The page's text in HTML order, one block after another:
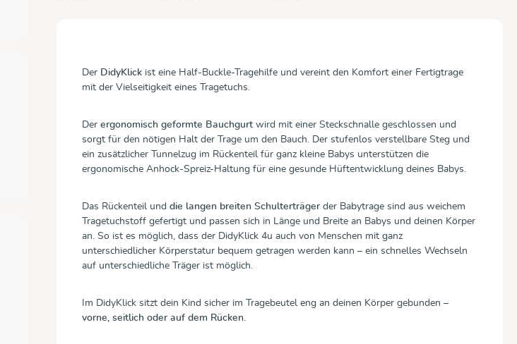
Der DidyKlick ist eine Half-Buckle-Tragehilfe und vereint den Komfort einer Fertigtrage
mit der Vielseitigkeit eines Tragetuchs.
Der ergonomisch geformte Bauchgurt wird mit einer Steckschnalle geschlossen und
sorgt für den nötigen Halt der Trage um den Bauch. Der stufenlos verstellbare Steg und
ein zusätzlicher Tunnelzug im Rückenteil für ganz kleine Babys unterstützen die
ergonomische Anhock-Spreiz-Haltung für eine gesunde Hüftentwicklung deines Babys.
Das Rückenteil und die langen breiten Schulterträger der Babytrage sind aus weichem
Tragetuchstoff gefertigt und passen sich in Länge und Breite an Babys und deinen Körper
an. So ist es möglich, dass der DidyKlick 4u auch von Menschen mit ganz
unterschiedlicher Körperstatur bequem getragen werden kann – ein schnelles Wechseln
auf unterschiedliche Träger ist möglich.
Im DidyKlick sitzt dein Kind sicher im Tragebeutel eng an deinen Körper gebunden –
vorne, seitlich oder auf dem Rücken.